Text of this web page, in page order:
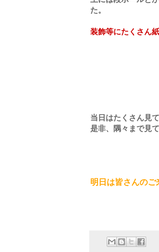
た。
装飾等にたくさん
当日はたくさん見
是非、隅々まで見
明日は皆さんのご